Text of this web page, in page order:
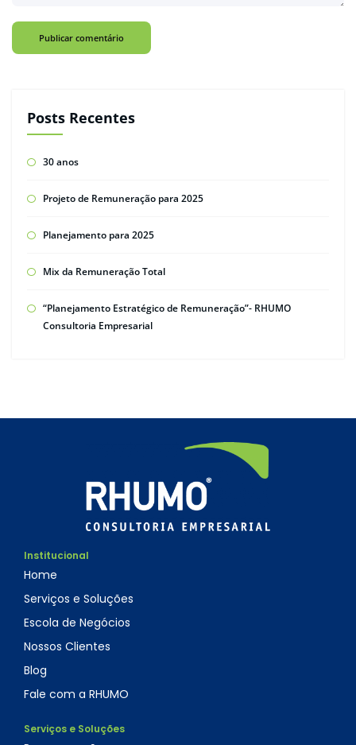
Posts Recentes
30 anos
Projeto de Remuneração para 2025
Planejamento para 2025
Mix da Remuneração Total
“Planejamento Estratégico de Remuneração”- RHUMO
Consultoria Empresarial
Institucional
Home
Serviços e Soluções
Escola de Negócios
Nossos Clientes
Blog
Fale com a RHUMO
Serviços e Soluções